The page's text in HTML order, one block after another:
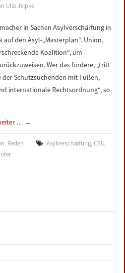
Ulla Jelpke
in Sachen Asylverschärfung in
auf den Asyl-„Masterplan“. Union,
Koalition“, um
Wer das fordere, „tritt
Schutzsuchenden mit Füßen,
internationale Rechtsordnung“, so
… →
, Reden Asylverschärfung, CSU,